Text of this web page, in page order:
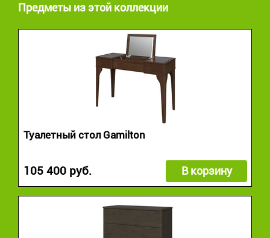
Предметы из этой коллекции
Туалетный стол Gamilton
105 400 руб. В корзину